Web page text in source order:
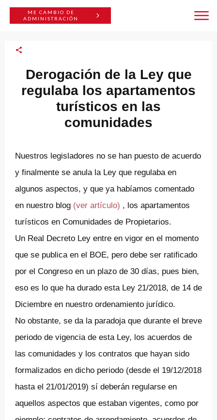
ME CAMBIO DE
ADMINISTRACIÓN
Derogación de la Ley que
regulaba los apartamentos
turísticos en las
comunidades
Nuestros legisladores no se han puesto de acuerdo
y finalmente se anula la Ley que regulaba en
algunos aspectos, y que ya habíamos comentado
en nuestro blog (ver artículo) , los apartamentos
turísticos en Comunidades de Propietarios.
Un Real Decreto Ley entre en vigor en el momento
que se publica en el BOE, pero debe ser ratificado
por el Congreso en un plazo de 30 días, pues bien,
eso es lo que ha durado esta Ley 21/2018, de 14 de
Diciembre en nuestro ordenamiento jurídico.
No obstante, se da la paradoja que durante el breve
periodo de vigencia de esta Ley, los acuerdos de
las comunidades y los contratos que hayan sido
formalizados en dicho periodo (desde el 19/12/2018
hasta el 21/01/2019) sí deberán regularse en
aquellos aspectos que estaban vigentes, como por